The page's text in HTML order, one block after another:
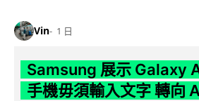
Vin 1 日
Samsung 展示 Galaxy
手機毋須輸入文字 轉向